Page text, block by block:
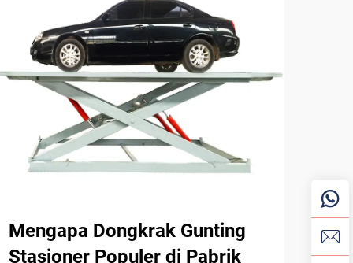
Mengapa Dongkrak Gunting
Stasioner Populer di Pabrik